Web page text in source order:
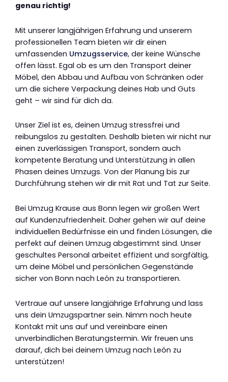
genau richtig!
Mit unserer langjährigen Erfahrung und unserem
professionellen Team bieten wir dir einen
umfassenden Umzugsservice, der keine Wünsche
offen lässt. Egal ob es um den Transport deiner
Möbel, den Abbau und Aufbau von Schränken oder
um die sichere Verpackung deines Hab und Guts
geht – wir sind für dich da.
Unser Ziel ist es, deinen Umzug stressfrei und
reibungslos zu gestalten. Deshalb bieten wir nicht nur
einen zuverlässigen Transport, sondern auch
kompetente Beratung und Unterstützung in allen
Phasen deines Umzugs. Von der Planung bis zur
Durchführung stehen wir dir mit Rat und Tat zur Seite.
Bei Umzug Krause aus Bonn legen wir großen Wert
auf Kundenzufriedenheit. Daher gehen wir auf deine
individuellen Bedürfnisse ein und finden Lösungen, die
perfekt auf deinen Umzug abgestimmt sind. Unser
geschultes Personal arbeitet effizient und sorgfältig,
um deine Möbel und persönlichen Gegenstände
sicher von Bonn nach León zu transportieren.
Vertraue auf unsere langjährige Erfahrung und lass
uns dein Umzugspartner sein. Nimm noch heute
Kontakt mit uns auf und vereinbare einen
unverbindlichen Beratungstermin. Wir freuen uns
darauf, dich bei deinem Umzug nach León zu
unterstützen!